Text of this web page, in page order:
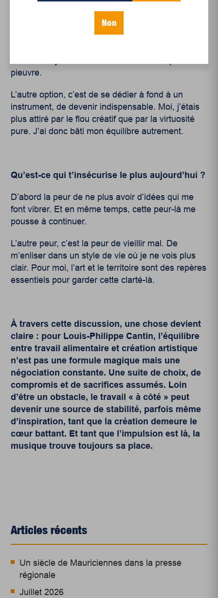
De garder l’esprit ouvert. De ne pas voir la
musique comme une seule voie. Dans ma vie, j’ai
été dans la technique, la création,
pieuvre.
L’autre option, c’est de se dédier à fond à un
instrument, de devenir indispensable. Moi, j’étais
plus attiré par le flou créatif que par la virtuosité
pure. J’ai donc bâti mon équilibre autrement.
Qu’est-ce qui t’insécurise le plus aujourd’hui ?
D’abord la peur de ne plus avoir d’idées qui me
font vibrer. Et en même temps, cette peur-là me
pousse à continuer.
L’autre peur, c’est la peur de vieillir mal. De
m’enliser dans un style de vie où je ne vois plus
clair. Pour moi, l’art et le territoire sont des repères
essentiels pour garder cette clarté-là.
À travers cette discussion, une chose devient
claire : pour Louis-Philippe Cantin, l’équilibre
entre travail alimentaire et création artistique
n’est pas une formule magique mais une
négociation constante. Une suite de choix, de
compromis et de sacrifices assumés. Loin
d’être un obstacle, le travail « à côté » peut
devenir une source de stabilité, parfois même
d’inspiration, tant que la création demeure le
cœur battant. Et tant que l’impulsion est là, la
musique trouve toujours sa place.
Articles récents
Un siècle de Mauriciennes dans la presse
régionale
Juillet 2026
Non